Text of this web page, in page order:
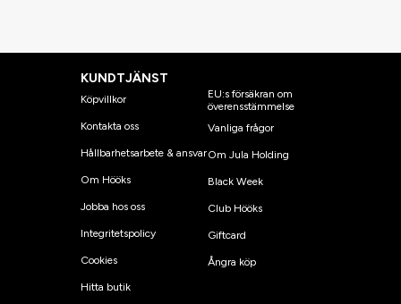
KUNDTJÄNST
Köpvillkor
Kontakta oss
Hållbarhetsarbete & ansvar
Om Hööks
Jobba hos oss
Integritetspolicy
Cookies
Hitta butik
EU:s försäkran om
överensstämmelse
Vanliga frågor
Om Jula Holding
Black Week
Club Hööks
Giftcard
Ångra köp